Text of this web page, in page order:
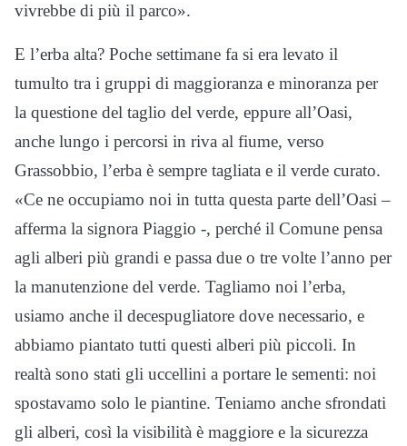
vivrebbe di più il parco».
E l’erba alta? Poche settimane fa si era levato il
tumulto tra i gruppi di maggioranza e minoranza per
la questione del taglio del verde, eppure all’Oasi,
anche lungo i percorsi in riva al fiume, verso
Grassobbio, l’erba è sempre tagliata e il verde curato.
«Ce ne occupiamo noi in tutta questa parte dell’Oasi –
afferma la signora Piaggio -, perché il Comune pensa
agli alberi più grandi e passa due o tre volte l’anno per
la manutenzione del verde. Tagliamo noi l’erba,
usiamo anche il decespugliatore dove necessario, e
abbiamo piantato tutti questi alberi più piccoli. In
realtà sono stati gli uccellini a portare le sementi: noi
spostavamo solo le piantine. Teniamo anche sfrondati
gli alberi, così la visibilità è maggiore e la sicurezza